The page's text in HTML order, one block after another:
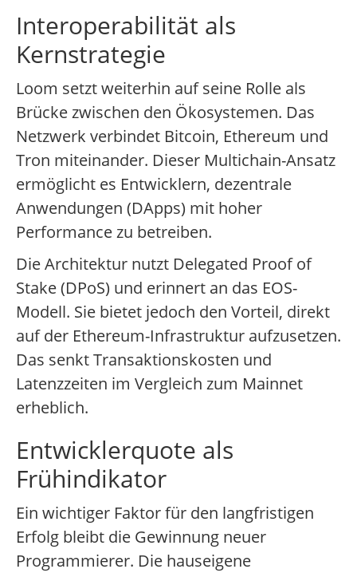
Interoperabilität als
Kernstrategie
Loom setzt weiterhin auf seine Rolle als
Brücke zwischen den Ökosystemen. Das
Netzwerk verbindet Bitcoin, Ethereum und
Tron miteinander. Dieser Multichain-Ansatz
ermöglicht es Entwicklern, dezentrale
Anwendungen (DApps) mit hoher
Performance zu betreiben.
Die Architektur nutzt Delegated Proof of
Stake (DPoS) und erinnert an das EOS-
Modell. Sie bietet jedoch den Vorteil, direkt
auf der Ethereum-Infrastruktur aufzusetzen.
Das senkt Transaktionskosten und
Latenzzeiten im Vergleich zum Mainnet
erheblich.
Entwicklerquote als
Frühindikator
Ein wichtiger Faktor für den langfristigen
Erfolg bleibt die Gewinnung neuer
Programmierer. Die hauseigene